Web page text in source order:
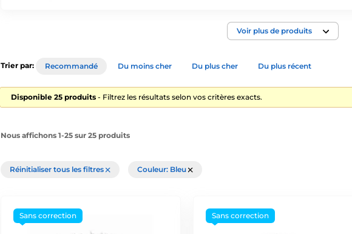
Voir plus de produits
Trier par: Recommandé Du moins cher Du plus cher Du plus récent
Disponible 25 produits - Filtrez les résultats selon vos critères exacts.
Nous affichons 1-25 sur 25 produits
Réinitialiser tous les filtres Couleur: Bleu
Sans correction Sans correction